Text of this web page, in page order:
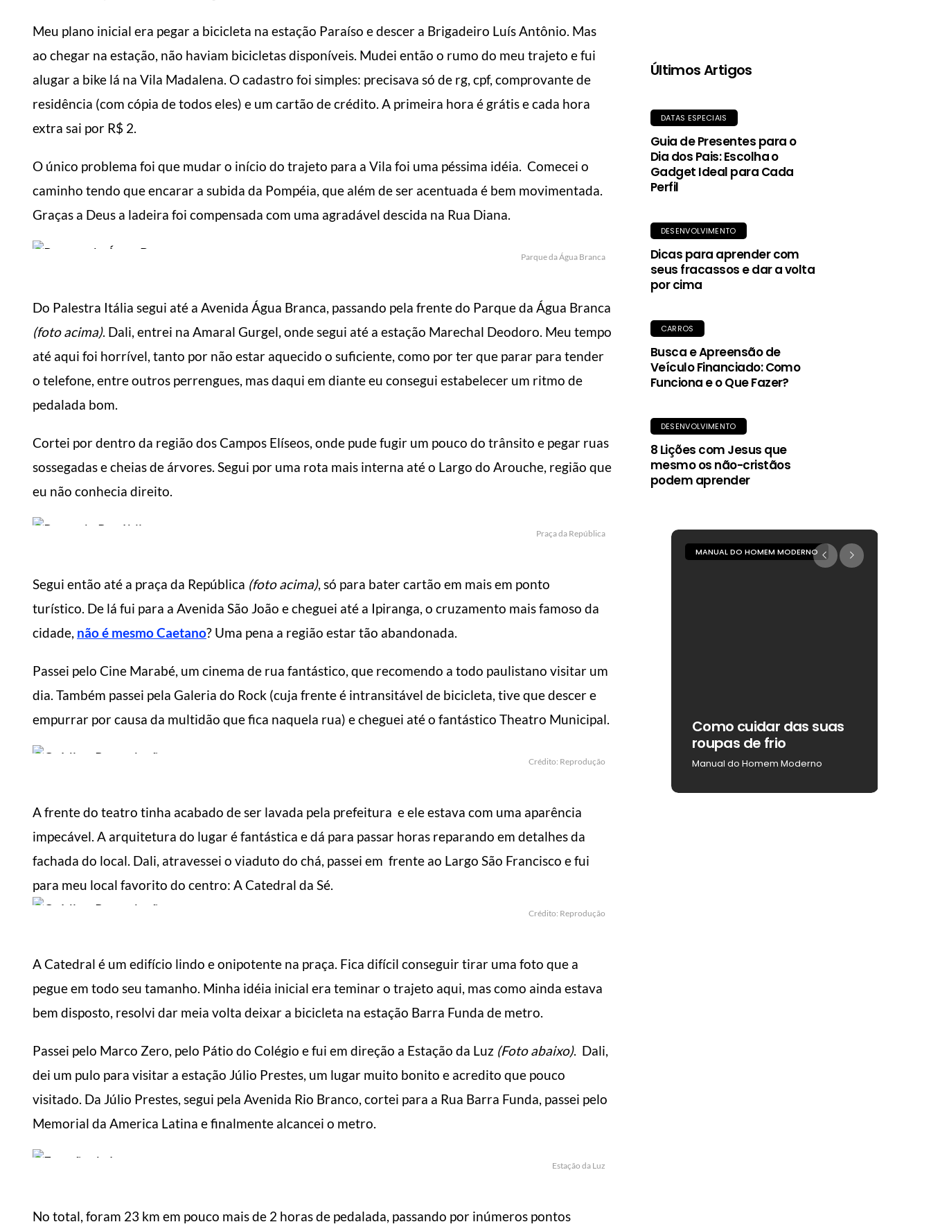
Meu plano inicial era pegar a bicicleta na estação Paraíso e descer a Brigadeiro Luís Antônio. Mas
ao chegar na estação, não haviam bicicletas disponíveis. Mudei então o rumo do meu trajeto e fui
alugar a bike lá na Vila Madalena. O cadastro foi simples: precisava só de rg, cpf, comprovante de
residência (com cópia de todos eles) e um cartão de crédito. A primeira hora é grátis e cada hora
extra sai por R$ 2.
O único problema foi que mudar o início do trajeto para a Vila foi uma péssima idéia. Comecei o
caminho tendo que encarar a subida da Pompéia, que além de ser acentuada é bem movimentada.
Graças a Deus a ladeira foi compensada com uma agradável descida na Rua Diana.
Parque da Água Branca
Do Palestra Itália segui até a Avenida Água Branca, passando pela frente do Parque da Água Branca
(foto acima). Dali, entrei na Amaral Gurgel, onde segui até a estação Marechal Deodoro. Meu tempo
até aqui foi horrível, tanto por não estar aquecido o suficiente, como por ter que parar para tender
o telefone, entre outros perrengues, mas daqui em diante eu consegui estabelecer um ritmo de
pedalada bom.
Cortei por dentro da região dos Campos Elíseos, onde pude fugir um pouco do trânsito e pegar ruas
sossegadas e cheias de árvores. Segui por uma rota mais interna até o Largo do Arouche, região que
eu não conhecia direito.
Praça da República
Segui então até a praça da República (foto acima), só para bater cartão em mais em ponto
turístico. De lá fui para a Avenida São João e cheguei até a Ipiranga, o cruzamento mais famoso da
cidade, não é mesmo Caetano? Uma pena a região estar tão abandonada.
Passei pelo Cine Marabé, um cinema de rua fantástico, que recomendo a todo paulistano visitar um
dia. Também passei pela Galeria do Rock (cuja frente é intransitável de bicicleta, tive que descer e
empurrar por causa da multidão que fica naquela rua) e cheguei até o fantástico Theatro Municipal.
Crédito: Reprodução
A frente do teatro tinha acabado de ser lavada pela prefeitura e ele estava com uma aparência
impecável. A arquitetura do lugar é fantástica e dá para passar horas reparando em detalhes da
fachada do local. Dali, atravessei o viaduto do chá, passei em frente ao Largo São Francisco e fui
para meu local favorito do centro: A Catedral da Sé.
Crédito: Reprodução
A Catedral é um edifício lindo e onipotente na praça. Fica difícil conseguir tirar uma foto que a
pegue em todo seu tamanho. Minha idéia inicial era teminar o trajeto aqui, mas como ainda estava
bem disposto, resolvi dar meia volta deixar a bicicleta na estação Barra Funda de metro.
Passei pelo Marco Zero, pelo Pátio do Colégio e fui em direção a Estação da Luz (Foto abaixo). Dali,
dei um pulo para visitar a estação Júlio Prestes, um lugar muito bonito e acredito que pouco
visitado. Da Júlio Prestes, segui pela Avenida Rio Branco, cortei para a Rua Barra Funda, passei pelo
Memorial da America Latina e finalmente alcancei o metro.
Estação da Luz
No total, foram 23 km em pouco mais de 2 horas de pedalada, passando por inúmeros pontos
Últimos Artigos
DATAS ESPECIAIS
Guia de Presentes para o
Dia dos Pais: Escolha o
Gadget Ideal para Cada
Perfil
DESENVOLVIMENTO
Dicas para aprender com
seus fracassos e dar a volta
por cima
CARROS
Busca e Apreensão de
Veículo Financiado: Como
Funciona e o Que Fazer?
DESENVOLVIMENTO
8 Lições com Jesus que
mesmo os não-cristãos
podem aprender
6 dicas de como fazer
suas roupas durarem
Como fazer o dia render
5 dicas de como usar
Manual do Homem Moderno
MANUAL DO HOMEM MODERNO
Como cuidar das suas
roupas de frio
Manual do Homem Moderno